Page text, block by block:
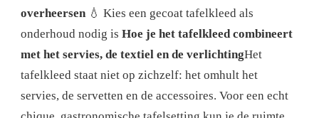
overheersen 💧 Kies een gecoat tafelkleed als
onderhoud nodig is Hoe je het tafelkleed combineert
met het servies, de textiel en de verlichtingHet
tafelkleed staat niet op zichzelf: het omhult het
servies, de servetten en de accessoires. Voor een echt